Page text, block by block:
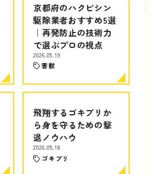
京都府のハクビシン
駆除業者おすすめ5選
｜再発防止の技術力
で選ぶプロの視点
2026.05.19
害獣
飛翔するゴキブリか
ら身を守るための撃
退ノウハウ
2026.05.18
ゴキブリ